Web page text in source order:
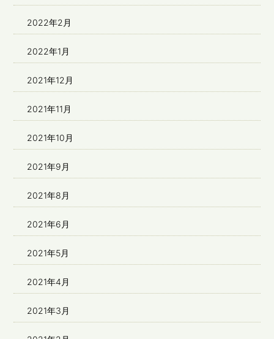
2022年2月
2022年1月
2021年12月
2021年11月
2021年10月
2021年9月
2021年8月
2021年6月
2021年5月
2021年4月
2021年3月